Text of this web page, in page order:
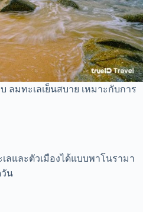
ลมทะเลเย็นสบาย เหมาะกับการ
ลและตัวเมืองได้แบบพาโนรามา
น